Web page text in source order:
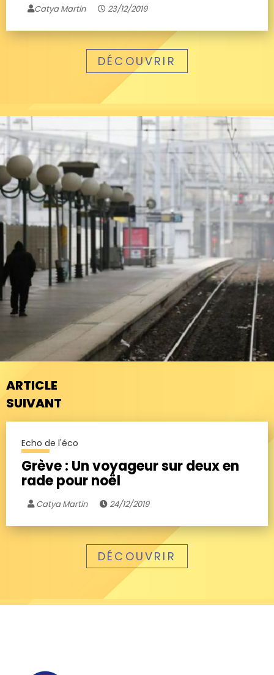
Catya Martin 23/12/2019
DÉCOUVRIR
ARTICLE
SUIVANT
Echo de l'éco
Grève : Un voyageur sur deux en
rade pour noël
Catya Martin 24/12/2019
DÉCOUVRIR